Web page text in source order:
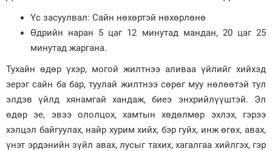
Энтертайнмэнт
Зурхай
Үс засуулвал: Сайн нөхөртэй нөхөрлөнө
Өдрийн наран 5 цаг 12 минутад мандан, 20 цаг 25
минутад жаргана.
Тухайн өдөр үхэр, могой жилтнээ аливаа үйлийг хийхэд
эерэг сайн ба бар, туулай жилтнээ сөрөг муу нөлөөтэй тул
элдэв үйлд хянамгай хандаж, биеэ энхрийлүүштэй. Эл
өдөр эе, эвээ ололцох, хамтын хөдөлмөр эхлэх, гэрээ
хэлцэл байгуулах, найр хурим хийх, бэр гуйх, инж өгөх, авах,
үнэт эрдэнийн зүйл авах, лусыг тахих, хагалгаа хийлгэх, гэр